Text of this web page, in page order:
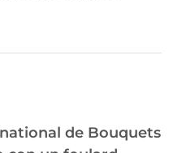
de Bouquets